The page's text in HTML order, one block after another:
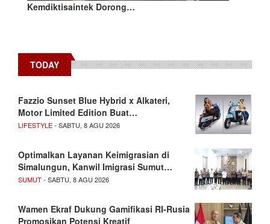
Kemdiktisaintek Dorong…
TODAY
Fazzio Sunset Blue Hybrid x Alkateri,
Motor Limited Edition Buat…
LIFESTYLE- SABTU, 8 AGU 2026
Optimalkan Layanan Keimigrasian di
Simalungun, Kanwil Imigrasi Sumut…
SUMUT- SABTU, 8 AGU 2026
Wamen Ekraf Dukung Gamifikasi RI-Rusia
Promosikan Potensi Kreatif